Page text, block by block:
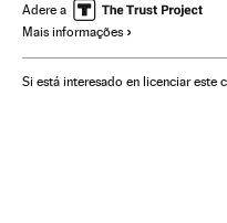
Adere a
Mais informações
Si está interesado en licenciar este